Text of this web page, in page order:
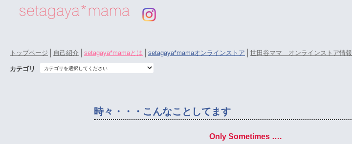
トップページ 自己紹介 setagaya*mamaとは setagaya*mamaオンラインストア 世田谷ママ オンラインストア情報
カテゴリ
時々・・・こんなことしてます
Only Sometimes ….